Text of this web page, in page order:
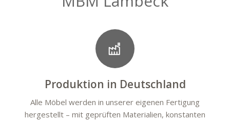
Produktion in Deutschland
Alle Möbel werden in unserer eigenen Fertigung
hergestellt – mit geprüften Materialien, konstanten